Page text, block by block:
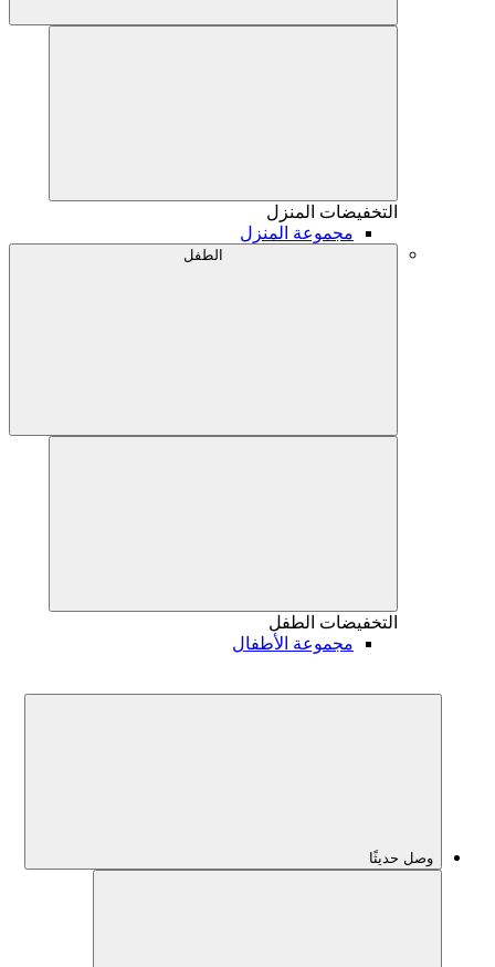
التخفيضات المنزل
مجموعة المنزل
الطفل
التخفيضات الطفل
مجموعة الأطفال
وصل حديثًا